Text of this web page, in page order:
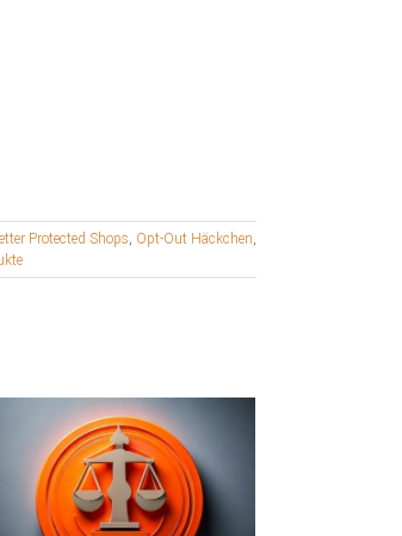
Protected Shops Opt-Out Häckchen